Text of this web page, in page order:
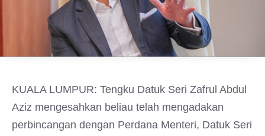
KUALA LUMPUR: Tengku Datuk Seri Zafrul Abdul
Aziz mengesahkan beliau telah mengadakan
perbincangan dengan Perdana Menteri, Datuk Seri